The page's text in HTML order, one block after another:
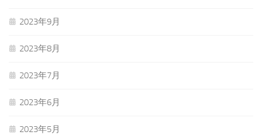
2023年9月
2023年8月
2023年7月
2023年6月
2023年5月